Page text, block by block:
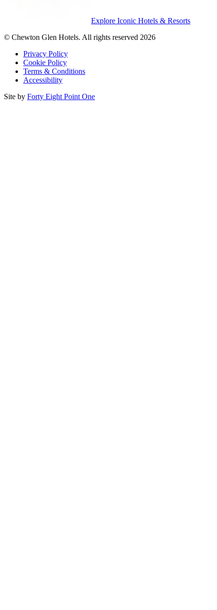
Explore Iconic Hotels & Resorts
© Chewton Glen Hotels. All rights reserved 2026
Privacy Policy
Cookie Policy
Terms & Conditions
Accessibility
Site by Forty Eight Point One